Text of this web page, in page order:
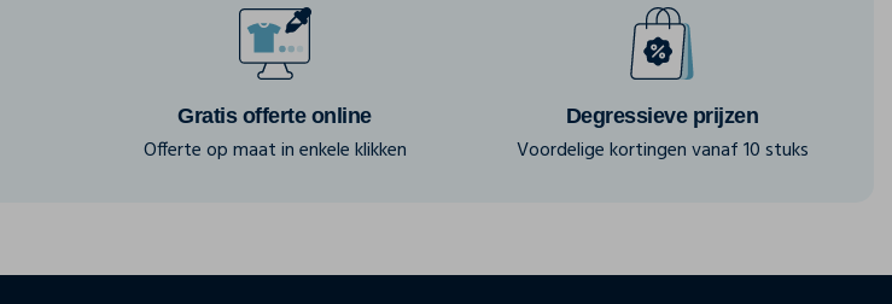
Gratis offerte online
Offerte op maat in enkele klikken
Degressieve prijzen
Voordelige kortingen vanaf 10 stuks